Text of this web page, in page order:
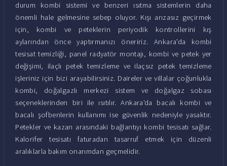
durum kombi sistemi ve benzeri ısıtma sistemlerin daha
önemli hale gelmesine sebep oluyor. Kışı arızasız geçirmek
için, kombi ve peteklerin periyodik kontrollerini kış
aylarından önce yaptırmanızı öneririz. Ankara'da kombi
tesisat temizliği, panel radyatör montajı, kombi ve petek yer
değişimi, ilaçlı petek temizleme ve ilaçsız petek temizleme
işleriniz için bizi arayabilirsiniz. Daireler ve villalar çoğunlukla
kombi, doğalgazlı merkezi sistem ve doğalgaz sobası
seçeneklerinden biri ile ısıtılır. Ankara'da bacalı kombi ve
bacalı şofbenlerin kullanımı ise güvenlik nedeniyle yasaktır.
Petekler ve kazan arasındaki bağlantıyı kombi tesisatı sağlar.
Kalorifer tesisatı faturadan tasarruf etmek için düzenli
aralıklarla bakım onarımdan geçmelidir.